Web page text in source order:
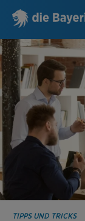
TIPPS UND TRICKS